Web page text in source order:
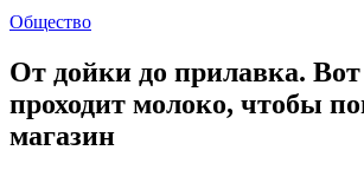
Общество
От дойки до прилавка.
проходит молоко, чтобы
магазин